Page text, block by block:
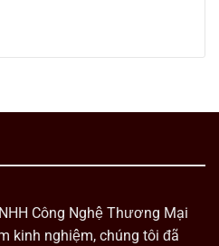
Công Nghệ Thương Mại
kinh nghiệm, chúng tôi đã